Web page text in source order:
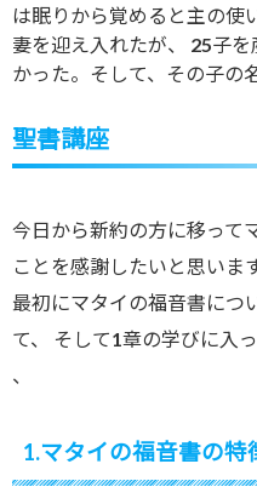
は眠りから覚めると主の使
妻を迎え入れたが、 25子
かった。そして、その子の
聖書講座
今日から新約の方に移って
ことを感謝したいと思います
最初にマタイの福音書につ
て、 そして1章の学びに入
、
1.マタイの福音書の特